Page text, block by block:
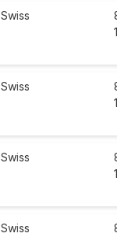
Swiss
Swiss
Swiss
Swiss